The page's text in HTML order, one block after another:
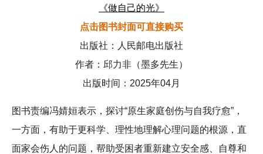
《做自己的光》
点击图书封面可直接购买
出版社：人民邮电出版社
作者：邱力非（墨多先生）
出版时间：2025年04月
图书责编冯婧姮表示，探讨“原生家庭创伤与自我疗愈”，
一方面，有助于更科学、理性地理解心理问题的根源，直
面家会伤人的问题，帮助受困者重新建立安全感、自尊和